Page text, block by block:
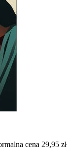
cena 29,95 zł